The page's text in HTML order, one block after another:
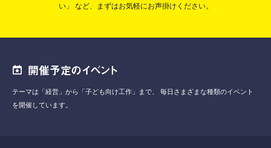
い」
など、まずはお気軽にお声掛けください。
開催予定のイベント
テーマは「経営」から「子ども向け工作」まで、
毎日さまざまな種類のイベント
を開催しています。